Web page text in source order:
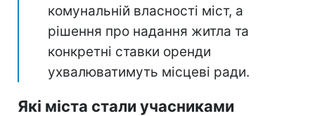
комунальній власності міст, а
рішення про надання житла та
конкретні ставки оренди
ухвалюватимуть місцеві ради.
Які міста стали учасниками